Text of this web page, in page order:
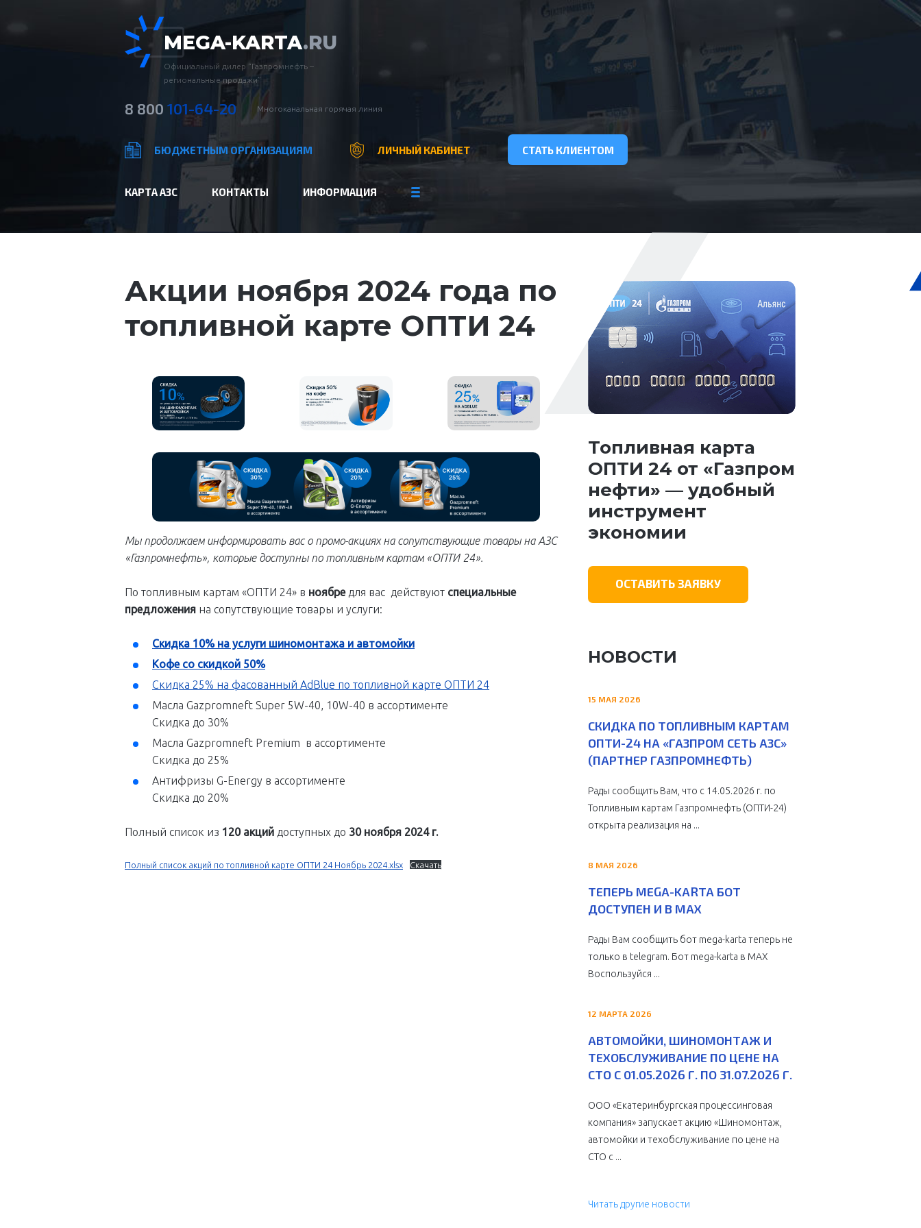
MEGA-KARTA.RU
Официальный дилер “Газпромнефть –
региональные продажи”
8 800 101-64-20 Многоканальная горячая линия
БЮДЖЕТНЫМ ОРГАНИЗАЦИЯМ ЛИЧНЫЙ КАБИНЕТ СТАТЬ КЛИЕНТОМ
КАРТА АЗС КОНТАКТЫ ИНФОРМАЦИЯ
Акции ноября 2024 года по
топливной карте ОПТИ 24
Мы продолжаем информировать вас о промо-акциях на сопутствующие товары на АЗС
«Газпромнефть», которые доступны по топливным картам «ОПТИ 24».
По топливным картам «ОПТИ 24» в ноябредля вас действуют специальные
предложения на сопутствующие товары и услуги:
Скидка 10% на услуги шиномонтажа и автомойки
Кофе со скидкой 50%
Скидка 25% на фасованный AdBlue по топливной карте ОПТИ 24
Масла Gazpromneft Super 5W-40, 10W-40 в ассортименте
Скидка до 30%
Масла Gazpromneft Premium в ассортименте
Скидка до 25%
Антифризы G-Energy в ассортименте
Скидка до 20%
Полный список из 120 акций доступных до 30 ноября 2024 г.
Полный список акций по топливной карте ОПТИ 24 Ноябрь 2024.xlsx Скачать
Топливная карта
ОПТИ 24 от «Газпром
нефти» — удобный
инструмент
экономии
ОСТАВИТЬ ЗАЯВКУ
НОВОСТИ
15 МАЯ 2026
СКИДКА ПО ТОПЛИВНЫМ КАРТАМ
ОПТИ-24 НА «ГАЗПРОМ СЕТЬ АЗС»
(ПАРТНЕР ГАЗПРОМНЕФТЬ)
Рады сообщить Вам, что с 14.05.2026 г. по
Топливным картам Газпромнефть (ОПТИ-24)
открыта реализация на ...
8 МАЯ 2026
ТЕПЕРЬ MEGA-KARTA БОТ
ДОСТУПЕН И В MAX
Рады Вам сообщить бот mega-karta теперь не
только в telegram. Бот mega-karta в МАХ
Воспользуйся ...
12 МАРТА 2026
АВТОМОЙКИ, ШИНОМОНТАЖ И
ТЕХОБСЛУЖИВАНИЕ ПО ЦЕНЕ НА
СТО С 01.05.2026 Г. ПО 31.07.2026 Г.
ООО «Екатеринбургская процессинговая
компания» запускает акцию «Шиномонтаж,
автомойки и техобслуживание по цене на
СТО с ...
Читать другие новости